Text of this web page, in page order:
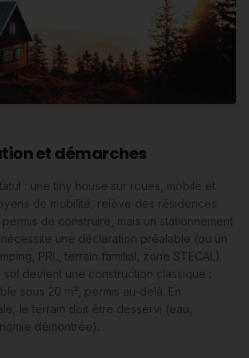
et démarches
: une tiny house sur roues, mobile et
de mobilité, relève des résidences
de construire, mais un stationnement
une déclaration préalable (ou un
PRL, terrain familial, zone STECAL).
devient une construction classique :
sous 20 m², permis au-delà. En
le terrain doit être desservi (eau,
démontrée).